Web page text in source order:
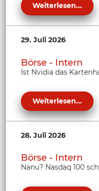
Weiterlesen...
29. Juli 2026
Börse - Intern
Ist Nvidia das
Weiterlesen...
28. Juli 2026
Börse - Intern
Nanu? Nasdaq 100